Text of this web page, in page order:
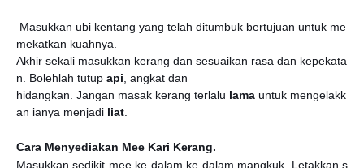
Masukkan ubi kentang yang telah ditumbuk bertujuan untuk me
mekatkan kuahnya.
Akhir sekali masukkan kerang dan sesuaikan rasa dan kepekata
n. Bolehlah tutup api , angkat dan
hidangkan. Jangan masak kerang terlalu lama untuk mengelakk
an ianya menjadi liat
Cara Menyediakan Mee Kari Kerang.
Masukkan sedikit mee ke dalam ke dalam mangkuk. Letakkan s